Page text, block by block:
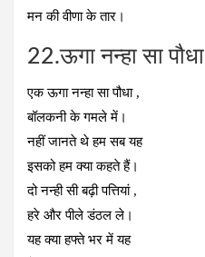
मन की वीणा के तार।
22.ऊगा नन्हा सा पौधा
एक ऊगा नन्हा सा पौधा ,
बॉलकनी के गमले में।
नहीं जानते थे हम सब यह
इसको हम क्या कहते हैं।
दो नन्ही सी बढ़ी पत्तियां ,
हरे और पीले डंठल ले।
यह क्या हफ्ते भर में यह